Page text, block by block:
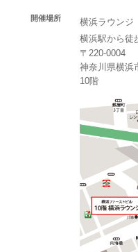
開催場所
横浜ラウンジ
横浜駅から徒
〒220-0004
神奈川県横浜
10階